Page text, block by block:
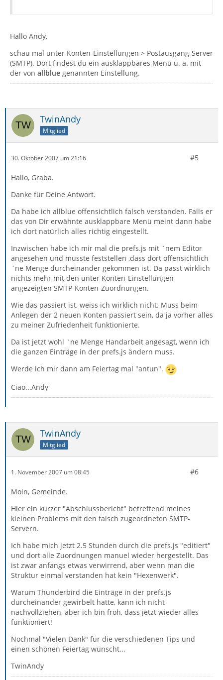
Hallo Andy,
schau mal unter Konten-Einstellungen > Postausgang-Server
(SMTP). Dort findest du ein ausklappbares Menü u. a. mit
der von allblue genannten Einstellung.
TwinAndy
Mitglied
30. Oktober 2007 um 21:16 #5
Hallo, Graba.
Danke für Deine Antwort.
Da habe ich allblue offensichtlich falsch verstanden. Falls er
das von Dir erwähnte ausklappbare Menü meint dann habe
ich dort natürlich alles richtig eingestellt.
Inzwischen habe ich mir mal die prefs.js mit `nem Editor
angesehen und musste feststellen ,dass dort offensichtlich
`ne Menge durcheinander gekommen ist. Da passt wirklich
nichts mehr mit den unter Konten-Einstellungen
angezeigten SMTP-Konten-Zuordnungen.
Wie das passiert ist, weiss ich wirklich nicht. Muss beim
Anlegen der 2 neuen Konten passiert sein, da ja vorher alles
zu meiner Zufriedenheit funktionierte.
Da ist jetzt wohl `ne Menge Handarbeit angesagt, wenn ich
die ganzen Einträge in der prefs.js ändern muss.
Werde ich mir dann am Feiertag mal "antun".
Ciao...Andy
TwinAndy
Mitglied
1. November 2007 um 08:45 #6
Moin, Gemeinde.
Hier ein kurzer "Abschlussbericht" betreffend meines
kleinen Problems mit den falsch zugeordneten SMTP-
Servern.
Ich habe mich jetzt 2.5 Stunden durch die prefs.js "editiert"
und dort alle Zuordnungen manuel wieder hergestellt. Das
ist zwar anfangs etwas verwirrend, aber wenn man die
Struktur einmal verstanden hat kein "Hexenwerk".
Warum Thunderbird die Einträge in der prefs.js
durcheinander gewirbelt hatte, kann ich nicht
nachvollziehen, aber ich bin froh, dass jetzt wieder alles
funktioniert!
Nochmal "Vielen Dank" für die verschiedenen Tips und
einen schönen Feiertag wünscht...
TwinAndy